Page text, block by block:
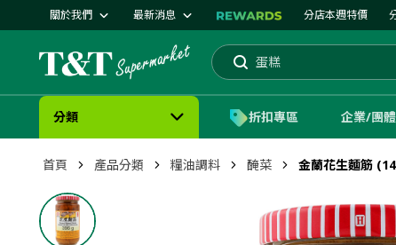
關於我們 最新消息 分店本週特價
芒果
蛋糕
搜索
分類 折扣專區 企業/團
首頁 產品分類 糧油調料 醃菜 金蘭花生麵筋